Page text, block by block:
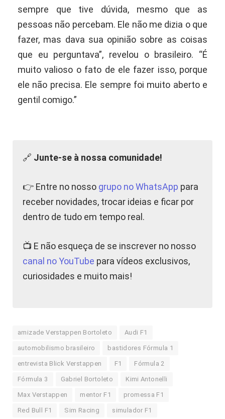
sempre que tive dúvida, mesmo que as
pessoas não percebam. Ele não me dizia o que
fazer, mas dava sua opinião sobre as coisas
que eu perguntava”, revelou o brasileiro. “É
muito valioso o fato de ele fazer isso, porque
ele não precisa. Ele sempre foi muito aberto e
gentil comigo.”
🔗 Junte-se à nossa comunidade!
👉 Entre no nosso grupo no WhatsApp para
receber novidades, trocar ideias e ficar por
dentro de tudo em tempo real.
📺 E não esqueça de se inscrever no nosso
canal no YouTube para vídeos exclusivos,
curiosidades e muito mais!
amizade Verstappen Bortoleto Audi F1
automobilismo brasileiro bastidores Fórmula 1
entrevista Blick Verstappen F1 Fórmula 2
Fórmula 3 Gabriel Bortoleto Kimi Antonelli
Max Verstappen mentor F1 promessa F1
Red Bull F1 Sim Racing simulador F1